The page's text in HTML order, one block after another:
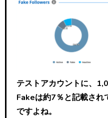
テストアカウントに、
Fakeは約7％と記載され
ですよね。